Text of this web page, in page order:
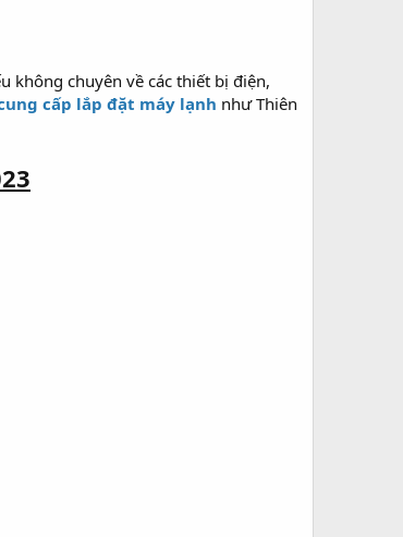
không chuyên về các thiết bị điện,
cấp lắp đặt máy lạnh như Thiên